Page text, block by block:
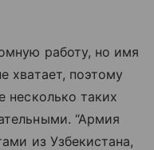
работу, но имя
хватает, поэтому
несколько таких
“Армия
из Узбекистана,